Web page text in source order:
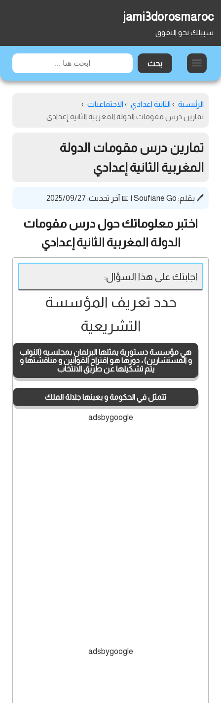
jami3dorosmaroc
سبيلك نحو التفوق
الرئيسية › الثانية اعدادي › الاجتماعيات ›
تمارين درس مقومات الدولة المغربية الثانية إعدادي
تمارين درس مقومات الدولة
المغربية الثانية إعدادي
🖊️ بقلم: Soufiane Go
| 📅 آخر تحديث: 2025/09/27
اختبر معلوماتك حول درس مقومات
الدولة المغربية الثانية إعدادي
اجابتك على هذا السؤال:
حدد تعريف المؤسسة
التشريعية
هي مؤسسة دستورية يمثلها البرلمان بمجلسيه (النواب
و المستشارين) ، دورها هو اقتراح القوانين و مناقشتها و
يتم تشكيلها عن طريق الانتخاب
تتمثل في الحكومة و يعينها جلالة الملك
adsbygoogle
adsbygoogle